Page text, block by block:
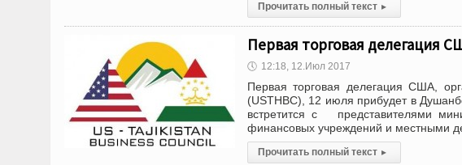
Прочитать полный текст ▸
Первая торговая делегация
🕔 12:18, 12.Июл 2017
Первая торговая делегация США,
(USTHBC), 12 июля прибудет в
встретится с представителями
финансовых учреждений и местными
Прочитать полный текст ▸